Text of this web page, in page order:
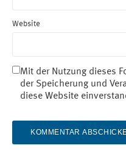
Website
Mit der Nutzung dieses
der Speicherung und
diese Website